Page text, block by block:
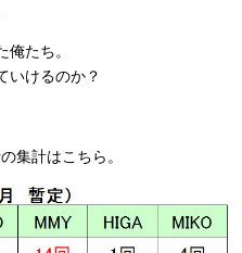
たち。
いけるのか？
集計はこちら。